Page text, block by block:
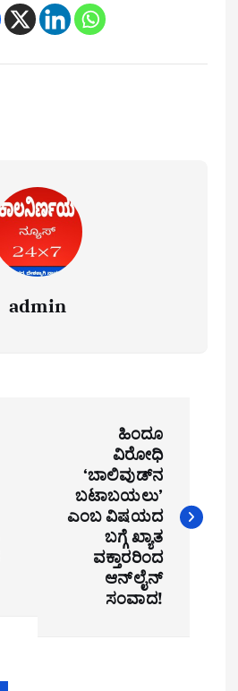
admin
ಹಿಂದೂ
ವಿರೋಧಿ
‘ಬಾಲಿವುಡ್‌ನ
ಬಟಾಬಯಲು’
ಎಂಬ ವಿಷಯದ
ಬಗ್ಗೆ ಖ್ಯಾತ
ವಕ್ತಾರರಿಂದ
ಆನ್‌ಲೈನ್
ಸಂವಾದ!